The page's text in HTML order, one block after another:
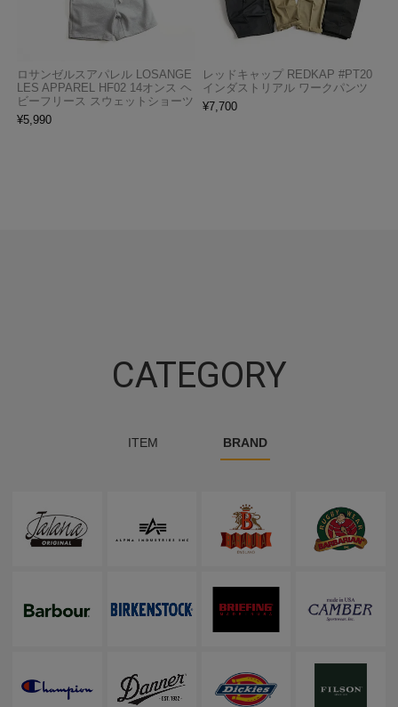
ロサンゼルスアパレル LOSANGE
LES APPAREL HF02 14オンス ヘ
ビーフリース スウェットショーツ
¥5,990
レッドキャップ REDKAP #PT20
インダストリアル ワークパンツ
¥7,700
CATEGORY
ITEM BRAND